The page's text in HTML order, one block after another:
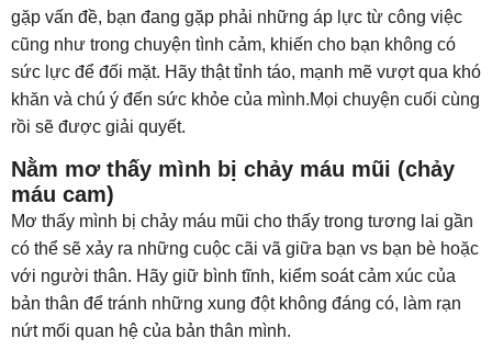
gặp vấn đề, bạn đang gặp phải những áp lực từ công việc
cũng như trong chuyện tình cảm, khiến cho bạn không có
sức lực để đối mặt. Hãy thật tỉnh táo, mạnh mẽ vượt qua khó
khăn và chú ý đến sức khỏe của mình.Mọi chuyện cuối cùng
rồi sẽ được giải quyết.
Nằm mơ thấy mình bị chảy máu mũi (chảy
máu cam)
Mơ thấy mình bị chảy máu mũi cho thấy trong tương lai gần
có thể sẽ xảy ra những cuộc cãi vã giữa bạn vs bạn bè hoặc
với người thân. Hãy giữ bình tĩnh, kiểm soát cảm xúc của
bản thân để tránh những xung đột không đáng có, làm rạn
nứt mối quan hệ của bản thân mình.